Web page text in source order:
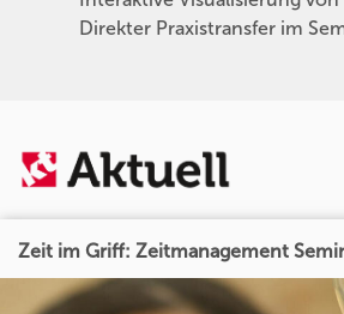
Direkter Praxistransfer im
Zeit im Griff: Zeitmanagement